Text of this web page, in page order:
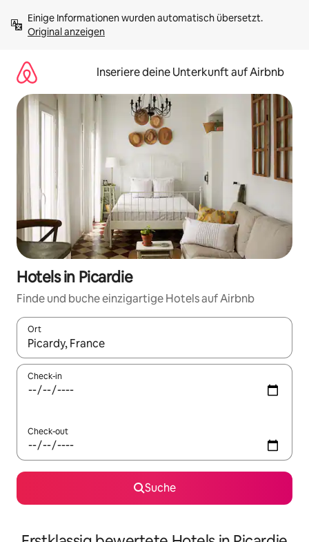
Inhalten
springenOriginal anzeigen
Inseriere deine Unterkunft auf Airbnb
Hotels in Picardie
Finde und buche einzigartige Hotels auf Airbnb
Ort
Wenn Ergebnisse verfügbar sind, navigiere mit den
Check-in
Check-out
Suche